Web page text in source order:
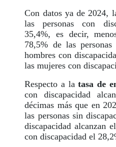
Con datos ya de 2024,
las personas con
35,4%, es decir,
78,5% de las
hombres con
las mujeres con
Respecto a latasa de
con discapacidad
décimas más que en
las personas sin
discapacidad alcanzan
con discapacidad el